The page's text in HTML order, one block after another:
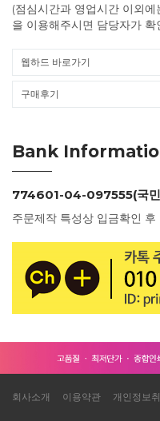
(점심시간과 영업시간 이외
을 이용해주시면 담당자가
웹하드 바로가기
구매후기
Bank
774601-04-097555(국민
주문제작 특성상 입금확인
회사소개 이용약관 개인정보